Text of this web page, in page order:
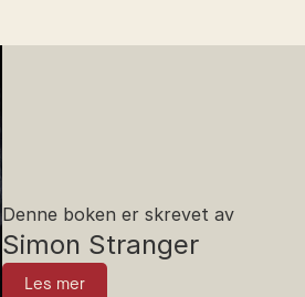
Denne boken er skrevet av
Simon Stranger
Les mer